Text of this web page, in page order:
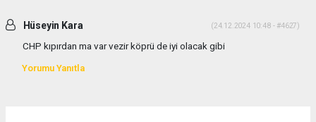
Hüseyin Kara (24.12.2024 10:48 - #4627)
CHP kıpırdan ma var vezir köprü de iyi olacak gibi
Yorumu Yanıtla